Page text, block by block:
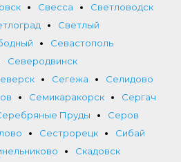
Свесса
Светловодск
Светлый
Севастополь
Северодвинск
Сегежа
Селидово
Семикаракорск
Сергач
Пруды
Серов
Сестрорецк
Сибай
Скадовск